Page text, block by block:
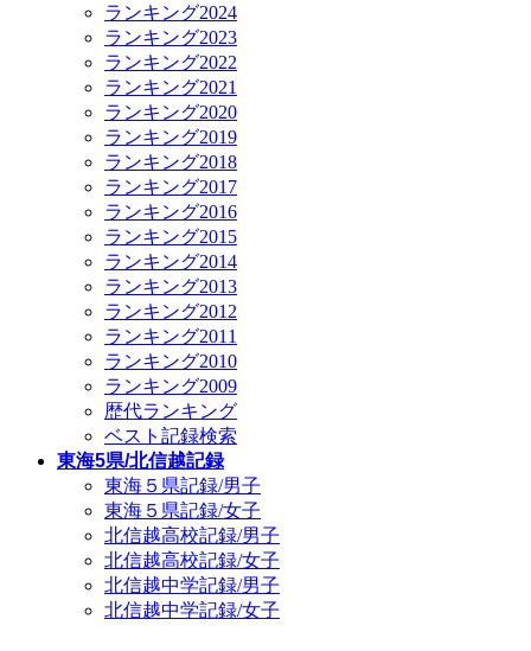
ランキング2024
ランキング2023
ランキング2022
ランキング2021
ランキング2020
ランキング2019
ランキング2018
ランキング2017
ランキング2016
ランキング2015
ランキング2014
ランキング2013
ランキング2012
ランキング2011
ランキング2010
ランキング2009
歴代ランキング
ベスト記録検索
東海5県/北信越記録
東海５県記録/男子
東海５県記録/女子
北信越高校記録/男子
北信越高校記録/女子
北信越中学記録/男子
北信越中学記録/女子